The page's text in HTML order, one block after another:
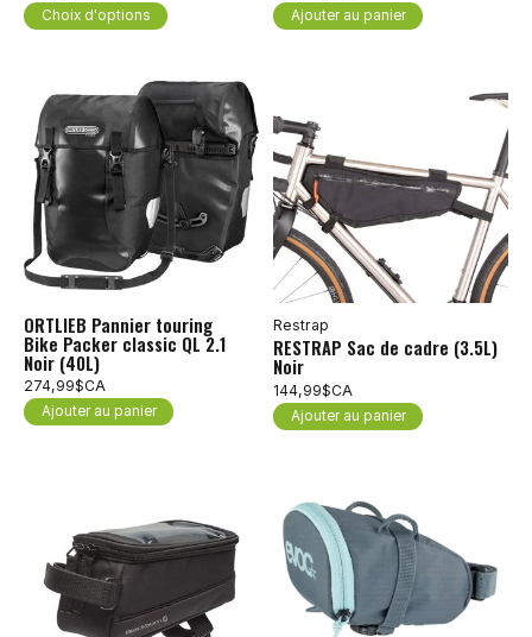
Choix d'options Ajouter au panier
ORTLIEB Pannier touring
Bike Packer classic QL 2.1
Noir (40L)
274,99$CA
Ajouter au panier
Restrap
RESTRAP Sac de cadre (3.5L)
Noir
144,99$CA
Ajouter au panier